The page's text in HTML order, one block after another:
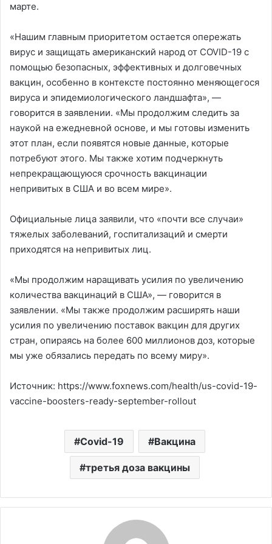
марте.
«Нашим главным приоритетом остается опережать
вирус и защищать американский народ от COVID-19 с
помощью безопасных, эффективных и долговечных
вакцин, особенно в контексте постоянно меняющегося
вируса и эпидемиологического ландшафта», —
говорится в заявлении. «Мы продолжим следить за
наукой на ежедневной основе, и мы готовы изменить
этот план, если появятся новые данные, которые
потребуют этого. Мы также хотим подчеркнуть
непрекращающуюся срочность вакцинации
непривитых в США и во всем мире».
Официальные лица заявили, что «почти все случаи»
тяжелых заболеваний, госпитализаций и смерти
приходятся на непривитых лиц.
«Мы продолжим наращивать усилия по увеличению
количества вакцинаций в США», — говорится в
заявлении. «Мы также продолжим расширять наши
усилия по увеличению поставок вакцин для других
стран, опираясь на более 600 миллионов доз, которые
мы уже обязались передать по всему миру».
Источник: https://www.foxnews.com/health/us-covid-19-
vaccine-boosters-ready-september-rollout
Covid-19 Вакцина
третья доза вакцины